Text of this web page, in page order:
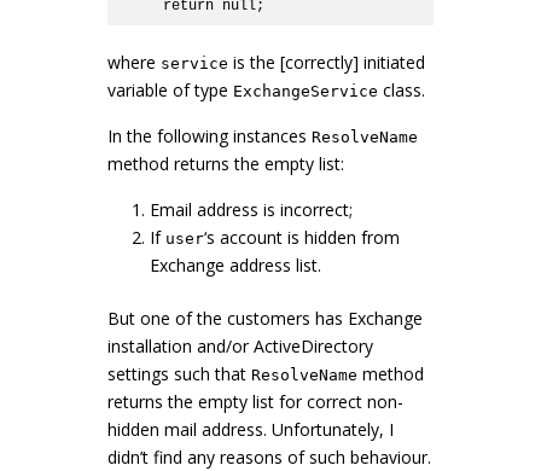
where service is the [correctly] initiated
variable of type ExchangeService class.
In the following instances ResolveName
method returns the empty list:
Email address is incorrect;
If user‘s account is hidden from
Exchange address list.
But one of the customers has Exchange
installation and/or ActiveDirectory
settings such that ResolveName method
returns the empty list for correct non-
hidden mail address. Unfortunately, I
didn’t find any reasons of such behaviour.